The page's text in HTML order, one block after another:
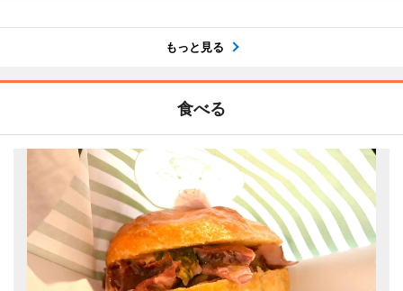
もっと見る
食べる